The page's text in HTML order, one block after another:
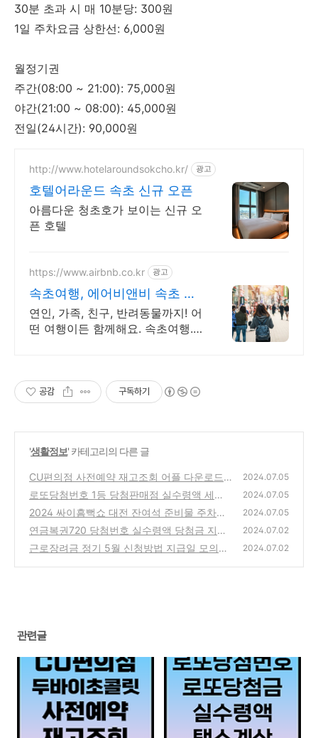
30분 초과 시 매 10분당: 300원
1일 주차요금 상한선: 6,000원
월정기권
주간(08:00 ~ 21:00): 75,000원
야간(21:00 ~ 08:00): 45,000원
전일(24시간): 90,000원
http://www.hotelaroundsokcho.kr/ 광고
호텔어라운드 속초 신규 오픈
아름다운 청초호가 보이는 신규 오
픈 호텔
https://www.airbnb.co.kr 광고
속초여행, 에어비앤비 속초 설
악산과 바다
연인, 가족, 친구, 반려동물까지! 어
떤 여행이든 함께해요. 속초여행.
공감 구독하기
'생활정보' 카테고리의 다른 글
CU편의점 사전예약 재고조회 어플 다운로드
(0)
2024.07.05
로또당첨번호 1등 당첨판매점 실수령액 세금
계산
(1)
2024.07.05
2024 싸이흠뻑쇼 대전 잔여석 준비물 주차장
대중교통 숙소 찜질방 여행
(1)
2024.07.05
연금복권720 당첨번호 실수령액 당첨금 지급
장소 동행복권 인터넷구매 PC버전 홈페이지
2024.07.02
근로장려금 정기 5월 신청방법 지급일 모의계
2024.07.02
관련글